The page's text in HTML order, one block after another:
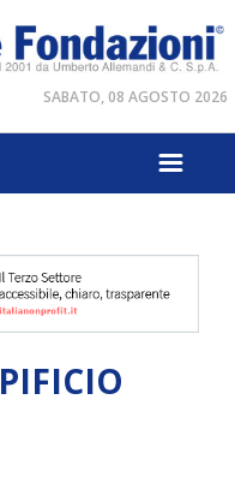
SABATO, 08 AGOSTO 2026